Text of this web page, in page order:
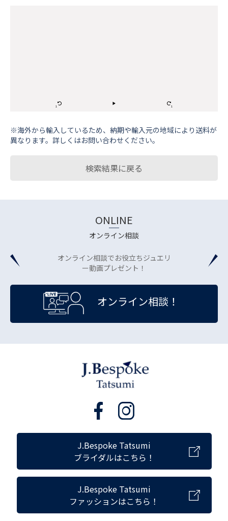
※海外から輸⼊しているため、納期や輸⼊元の地域により送料が
異なります。詳しくはお問い合わせください。
検索結果に戻る
ONLINE
オンライン相談
オンライン相談でお役立ちジュエリ
ー動画プレゼント！
オンライン相談！
J.Bespoke Tatsumi
ブライダルはこちら！
J.Bespoke Tatsumi
ファッションはこちら！